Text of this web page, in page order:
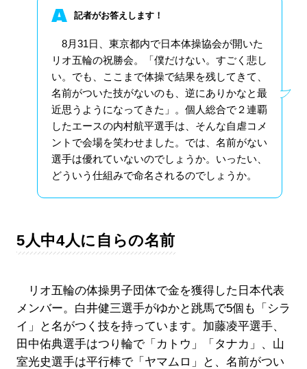
記者がお答えします！
8月31日、東京都内で日本体操協会が開いた
リオ五輪の祝勝会。「僕だけない。すごく悲し
い。でも、ここまで体操で結果を残してきて、
名前がついた技がないのも、逆にありかなと最
近思うようになってきた」。個人総合で２連覇
したエースの内村航平選手は、そんな自虐コメ
ントで会場を笑わせました。では、名前がない
選手は優れていないのでしょうか。いったい、
どういう仕組みで命名されるのでしょうか。
5人中4人に自らの名前
リオ五輪の体操男子団体で金を獲得した日本代表
メンバー。白井健三選手がゆかと跳馬で5個も「シラ
イ」と名がつく技を持っています。加藤凌平選手、
田中佑典選手はつり輪で「カトウ」「タナカ」、山
室光史選手は平行棒で「ヤマムロ」と、名前がつい